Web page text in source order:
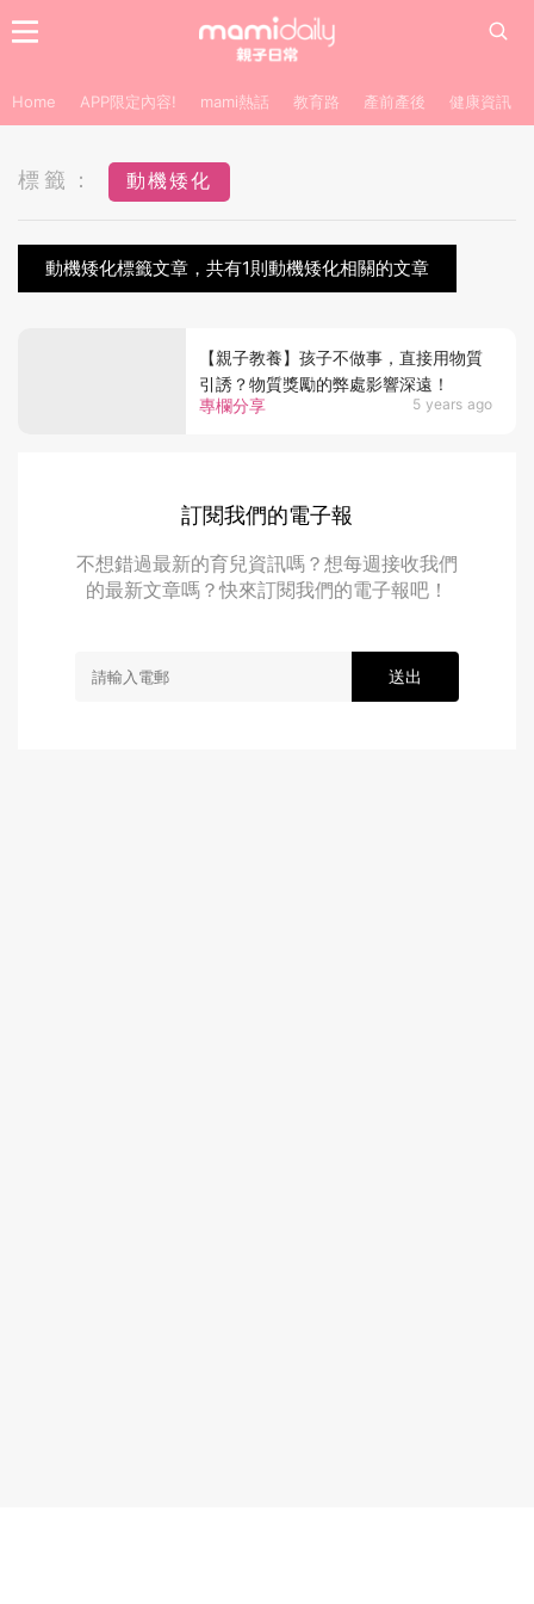
Home APP限定內容! mami熱話 教育路 產前產後 健康資訊
標籤： 動機矮化
動機矮化標籤文章，共有1則動機矮化相關的文章
專欄分享 5 years ago
【親子教養】孩子不做事，直接用物質
引誘？物質獎勵的弊處影響深遠！
訂閱我們的電子報
不想錯過最新的育兒資訊嗎？想每週接收我們
的最新文章嗎？快來訂閱我們的電子報吧！
送出